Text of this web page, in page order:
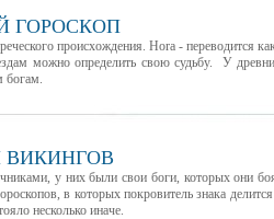
ГОРОСКОП
происхождения. Hora - переводится
можно определить свою судьбу. У
богам.
ВИКИНГОВ
у них были свои боги, которых они
в которых покровитель знака
несколько иначе.